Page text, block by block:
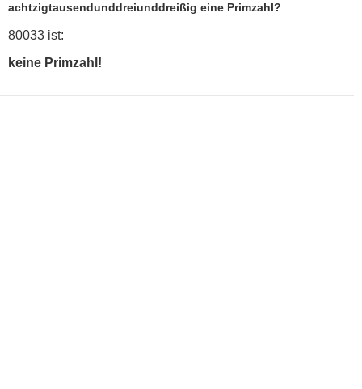
achtzigtausendunddreiunddreißig eine Primzahl?
80033 ist:
keine Primzahl!